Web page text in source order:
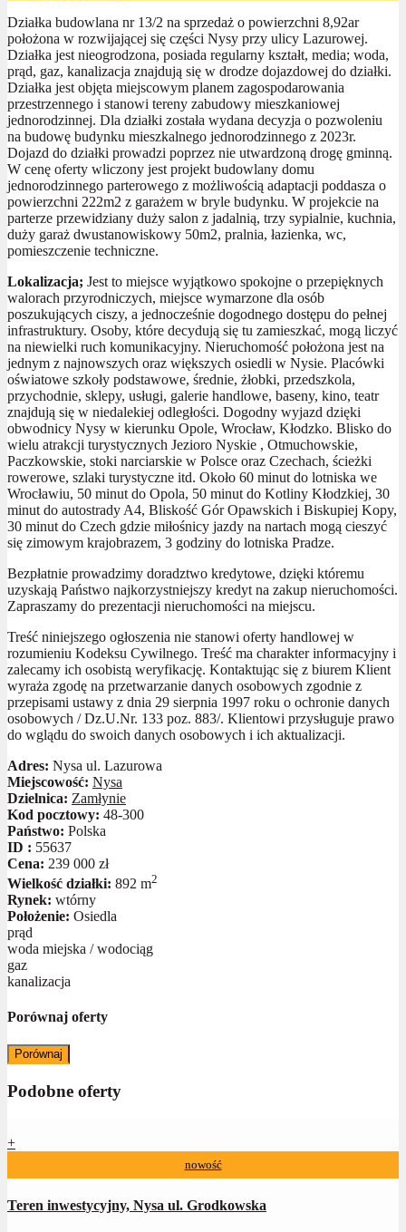
Działka budowlana nr 13/2 na sprzedaż o powierzchni 8,92ar
położona w rozwijającej się części Nysy przy ulicy Lazurowej.
Działka jest nieogrodzona, posiada regularny kształt, media; woda,
prąd, gaz, kanalizacja znajdują się w drodze dojazdowej do działki.
Działka jest objęta miejscowym planem zagospodarowania
przestrzennego i stanowi tereny zabudowy mieszkaniowej
jednorodzinnej. Dla działki została wydana decyzja o pozwoleniu
na budowę budynku mieszkalnego jednorodzinnego z 2023r.
Dojazd do działki prowadzi poprzez nie utwardzoną drogę gminną.
W cenę oferty wliczony jest projekt budowlany domu
jednorodzinnego parterowego z możliwością adaptacji poddasza o
powierzchni 222m2 z garażem w bryle budynku. W projekcie na
parterze przewidziany duży salon z jadalnią, trzy sypialnie, kuchnia,
duży garaż dwustanowiskowy 50m2, pralnia, łazienka, wc,
pomieszczenie techniczne.
Lokalizacja; Jest to miejsce wyjątkowo spokojne o przepięknych
walorach przyrodniczych, miejsce wymarzone dla osób
poszukujących ciszy, a jednocześnie dogodnego dostępu do pełnej
infrastruktury. Osoby, które decydują się tu zamieszkać, mogą liczyć
na niewielki ruch komunikacyjny. Nieruchomość położona jest na
jednym z najnowszych oraz większych osiedli w Nysie. Placówki
oświatowe szkoły podstawowe, średnie, żłobki, przedszkola,
przychodnie, sklepy, usługi, galerie handlowe, baseny, kino, teatr
znajdują się w niedalekiej odległości. Dogodny wyjazd dzięki
obwodnicy Nysy w kierunku Opole, Wrocław, Kłodzko. Blisko do
wielu atrakcji turystycznych Jezioro Nyskie , Otmuchowskie,
Paczkowskie, stoki narciarskie w Polsce oraz Czechach, ścieżki
rowerowe, szlaki turystyczne itd. Około 60 minut do lotniska we
Wrocławiu, 50 minut do Opola, 50 minut do Kotliny Kłodzkiej, 30
minut do autostrady A4, Bliskość Gór Opawskich i Biskupiej Kopy,
30 minut do Czech gdzie miłośnicy jazdy na nartach mogą cieszyć
się zimowym krajobrazem, 3 godziny do lotniska Pradze.
Bezpłatnie prowadzimy doradztwo kredytowe, dzięki któremu
uzyskają Państwo najkorzystniejszy kredyt na zakup nieruchomości.
Zapraszamy do prezentacji nieruchomości na miejscu.
Treść niniejszego ogłoszenia nie stanowi oferty handlowej w
rozumieniu Kodeksu Cywilnego. Treść ma charakter informacyjny i
zalecamy ich osobistą weryfikację. Kontaktując się z biurem Klient
wyraża zgodę na przetwarzanie danych osobowych zgodnie z
przepisami ustawy z dnia 29 sierpnia 1997 roku o ochronie danych
osobowych / Dz.U.Nr. 133 poz. 883/. Klientowi przysługuje prawo
do wglądu do swoich danych osobowych i ich aktualizacji.
Adres: Nysa ul. Lazurowa
Miejscowość: Nysa
Dzielnica: Zamłynie
Kod pocztowy: 48-300
Państwo: Polska
ID : 55637
Cena: 239 000 zł
Wielkość działki: 892 m2
Rynek: wtórny
Położenie: Osiedla
prąd
woda miejska / wodociąg
gaz
kanalizacja
Porównaj oferty
Porównaj
Podobne oferty
+
nowość
Teren inwestycyjny, Nysa ul. Grodkowska